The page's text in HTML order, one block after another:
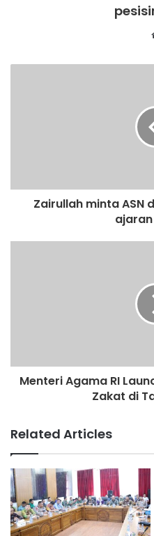
Zairullah minta ASN
Menteri Agama RI
Zakat di
Related Articles